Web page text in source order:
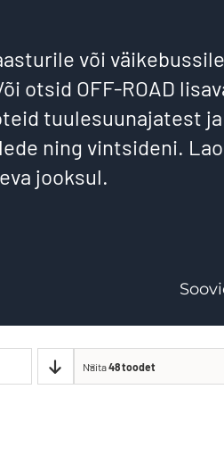
või
otsid OFF-ROAD
tuulesuunajatest
ning vintsideni.
jooksul.
Näita48 toodet